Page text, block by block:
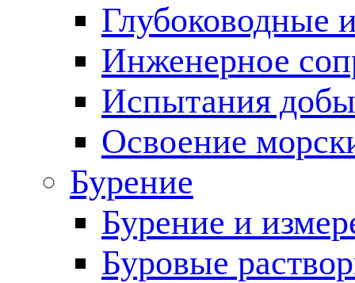
Глубоководные
Инженерное
Испытания
Освоение
Бурение
Бурение и
Буровые